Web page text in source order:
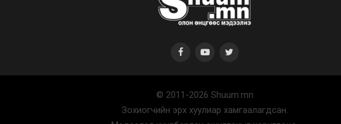
© 2011-2026 Shuum.mn
Зохиогчийн эрх хуулиар хамгаалагдсан.